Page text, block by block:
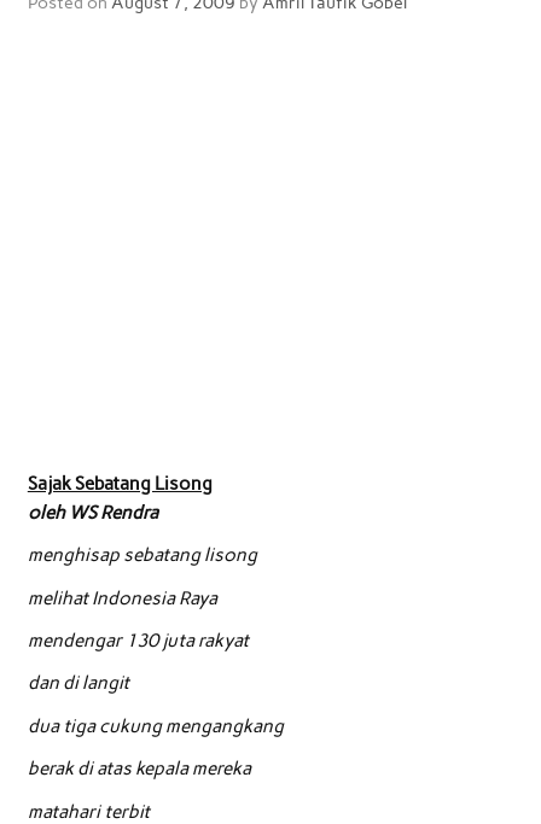
Sajak Sebatang Lisong
oleh WS Rendra
menghisap sebatang lisong
melihat Indonesia Raya
mendengar 130 juta rakyat
dan di langit
dua tiga cukung mengangkang
berak di atas kepala mereka
matahari terbit